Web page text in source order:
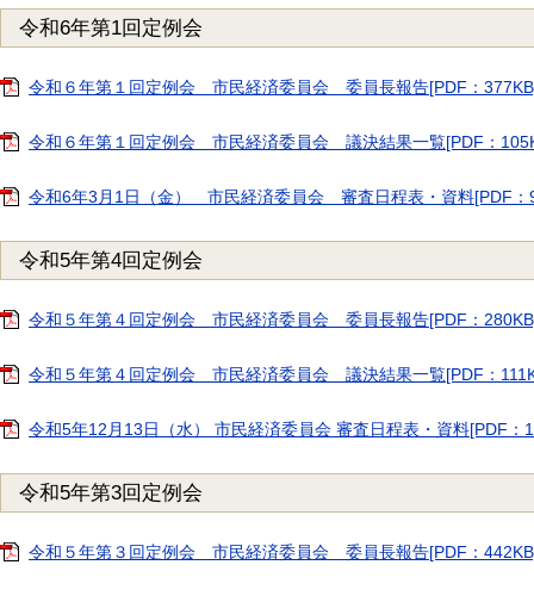
令和6年第1回定例会
令和６年第１回定例会 市民経済委員会 委員長報告[PDF：
令和６年第１回定例会 市民経済委員会 議決結果一覧[PDF：
令和6年3月1日（金） 市民経済委員会 審査日程表・資料[PDF：
令和5年第4回定例会
令和５年第４回定例会 市民経済委員会 委員長報告[PDF：
令和５年第４回定例会 市民経済委員会 議決結果一覧[PDF：
令和5年12月13日（水） 市民経済委員会 審査日程表・資料[PDF：
令和5年第3回定例会
令和５年第３回定例会 市民経済委員会 委員長報告[PDF：